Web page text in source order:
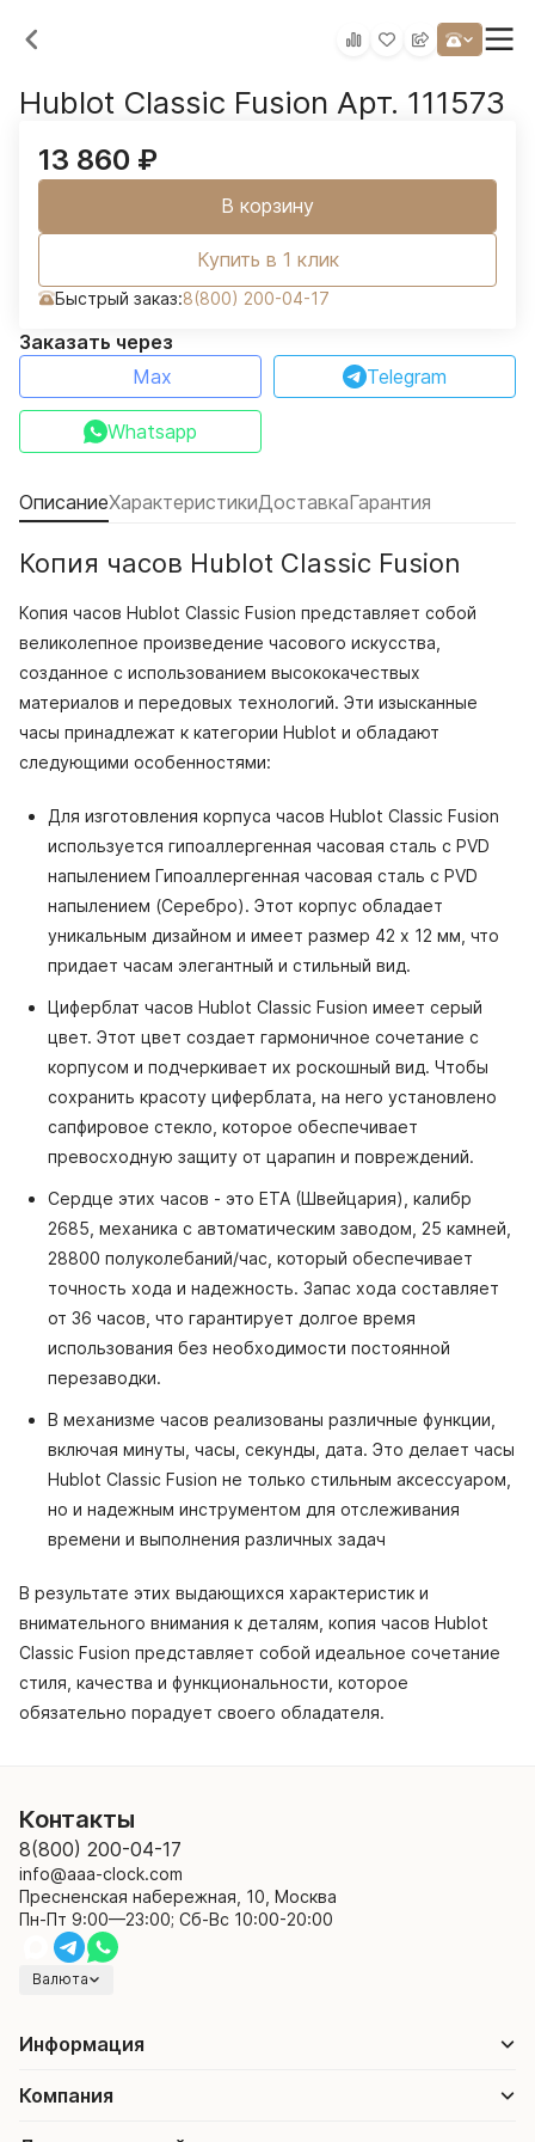
Hublot Classic Fusion Арт. 111573
13 860 ₽
В корзину
Купить в 1 клик
Быстрый заказ:8(800) 200-04-17
Заказать через
Max
Telegram
Whatsapp
ОписаниеХарактеристикиДоставкаГарантия
Копия часов Hublot Classic Fusion
Копия часов Hublot Classic Fusion представляет собой
великолепное произведение часового искусства,
созданное с использованием высококачествых
материалов и передовых технологий. Эти изысканные
часы принадлежат к категории Hublot и обладают
следующими особенностями:
Для изготовления корпуса часов Hublot Classic Fusion
используется гипоаллергенная часовая сталь с PVD
напылением Гипоаллергенная часовая сталь с PVD
напылением (Серебро). Этот корпус обладает
уникальным дизайном и имеет размер 42 x 12 мм, что
придает часам элегантный и стильный вид.
Циферблат часов Hublot Classic Fusion имеет серый
цвет. Этот цвет создает гармоничное сочетание с
корпусом и подчеркивает их роскошный вид. Чтобы
сохранить красоту циферблата, на него установлено
сапфировое стекло, которое обеспечивает
превосходную защиту от царапин и повреждений.
Сердце этих часов - это ETA (Швейцария), калибр
2685, механика с автоматическим заводом, 25 камней,
28800 полуколебаний/час, который обеспечивает
точность хода и надежность. Запас хода составляет
от 36 часов, что гарантирует долгое время
использования без необходимости постоянной
перезаводки.
В механизме часов реализованы различные функции,
включая минуты, часы, секунды, дата. Это делает часы
Hublot Classic Fusion не только стильным аксессуаром,
но и надежным инструментом для отслеживания
времени и выполнения различных задач
В результате этих выдающихся характеристик и
внимательного внимания к деталям, копия часов Hublot
Classic Fusion представляет собой идеальное сочетание
стиля, качества и функциональности, которое
обязательно порадует своего обладателя.
Контакты
8(800) 200-04-17
info@aaa-clock.com
Пресненская набережная, 10, Москва
Пн-Пт 9:00—23:00; Сб-Вс 10:00-20:00
Валюта
Информация
Компания